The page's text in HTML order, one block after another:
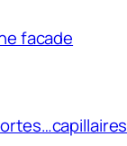
facade